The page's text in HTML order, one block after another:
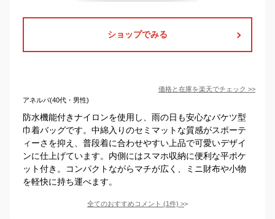
ショップでみる
価格と在庫を楽天でチェック >>
アネルバ(40代・男性)
防水機能付きナイロンを使用し、雨の日も安心なバケツ型
巾着バッグです。中綿入りのセミマットな質感がスポーテ
ィーさを抑え、普段着に合わせやすい上品で可愛いデザイ
ンに仕上げています。内側にはスマホ収納に便利な平ポケ
ット付き。コンパクトながらマチが広く、ミニ財布や小物
を軽快に持ち運べます。
全てのおすすめコメント (1件) >